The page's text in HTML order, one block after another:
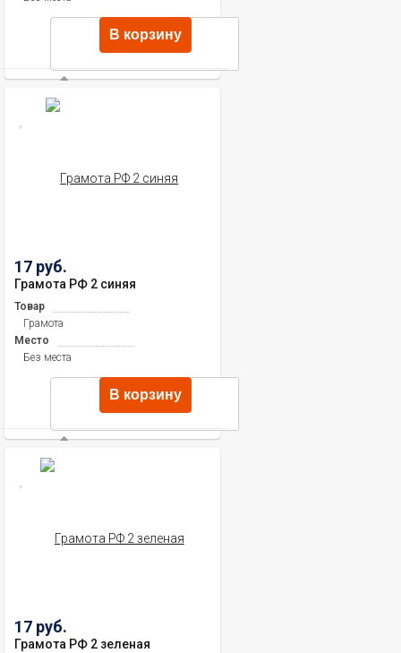
В корзину
17 руб.
Грамота РФ 2 синяя
Товар
Грамота
Место
Без места
В корзину
17 руб.
Грамота РФ 2 зеленая